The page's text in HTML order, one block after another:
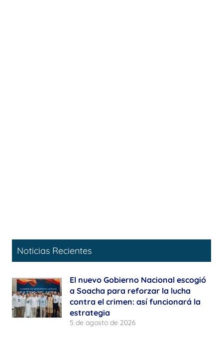
Noticias Recientes
El nuevo Gobierno Nacional escogió
a Soacha para reforzar la lucha
contra el crimen: así funcionará la
estrategia
5 de agosto de 2026